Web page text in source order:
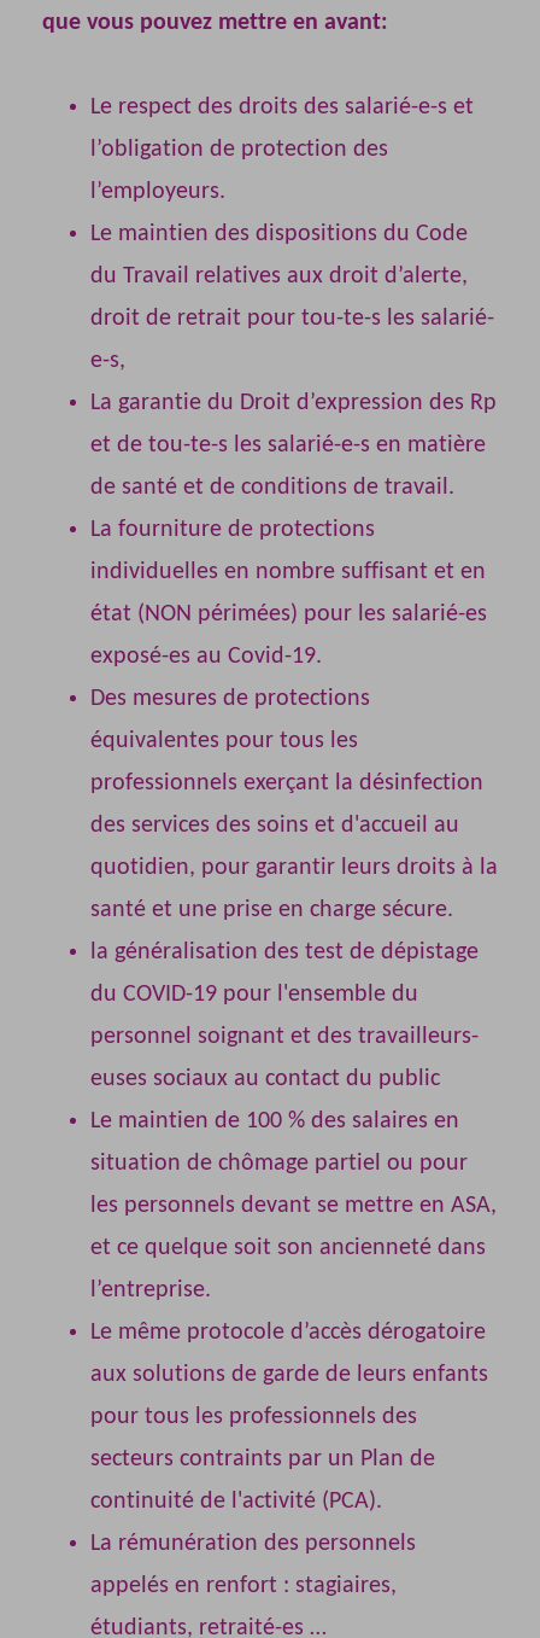
que vous pouvez mettre en avant:
Le respect des droits des salarié-e-s et
l’obligation de protection des
l’employeurs.
Le maintien des dispositions du Code
du Travail relatives aux droit d’alerte,
droit de retrait pour tou-te-s les salarié-
e-s,
La garantie du Droit d’expression des Rp
et de tou-te-s les salarié-e-s en matière
de santé et de conditions de travail.
La fourniture de protections
individuelles en nombre suffisant et en
état (NON périmées) pour les salarié-es
exposé-es au Covid-19.
Des mesures de protections
équivalentes pour tous les
professionnels exerçant la désinfection
des services des soins et d'accueil au
quotidien, pour garantir leurs droits à la
santé et une prise en charge sécure.
la généralisation des test de dépistage
du COVID-19 pour l'ensemble du
personnel soignant et des travailleurs-
euses sociaux au contact du public
Le maintien de 100 % des salaires en
situation de chômage partiel ou pour
les personnels devant se mettre en ASA,
et ce quelque soit son ancienneté dans
l’entreprise.
Le même protocole d’accès dérogatoire
aux solutions de garde de leurs enfants
pour tous les professionnels des
secteurs contraints par un Plan de
continuité de l'activité (PCA).
La rémunération des personnels
appelés en renfort : stagiaires,
étudiants, retraité-es …